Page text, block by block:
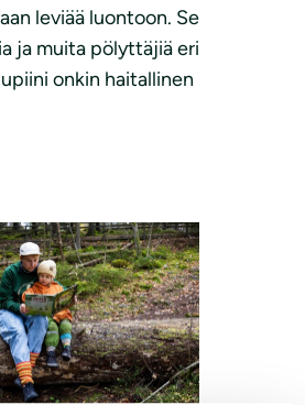
leviää luontoon. Se
ja muita pölyttäjiä eri
onkin haitallinen